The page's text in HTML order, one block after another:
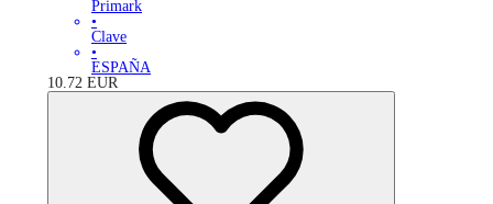
Primark
•
Clave
•
ESPAÑA
10.72 EUR